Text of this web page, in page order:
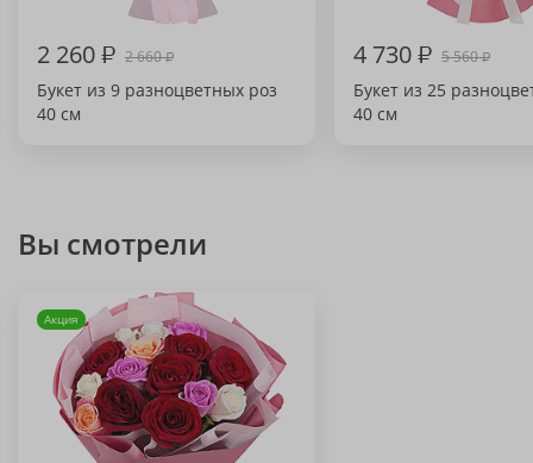
2 260₽ 2 660₽
Букет из 9 разноцветных роз
40 см
4 730₽ 5 560₽
Букет из 25
40 см
Вы смотрели
Акция